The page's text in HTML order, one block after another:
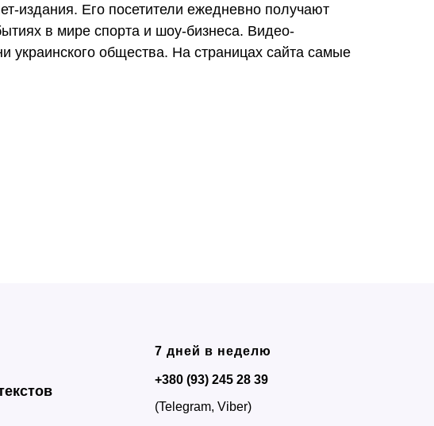
издания. Его посетители ежедневно получают
в мире спорта и шоу-бизнеса. Видео-
украинского общества. На страницах сайта самые
7 дней в неделю
+380 (93) 245 28 39
(Telegram, Viber)